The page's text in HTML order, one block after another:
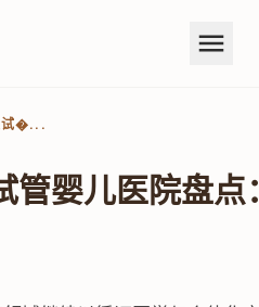
menu
试�...
管婴儿医院盘